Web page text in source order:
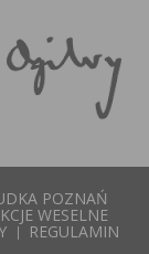
POZNAŃ
WESELNE
REGULAMIN